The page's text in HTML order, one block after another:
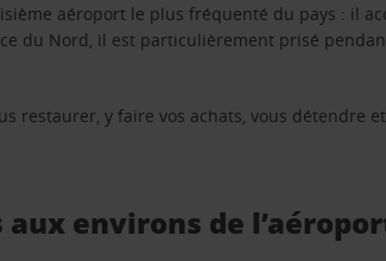
aéroport le plus fréquenté du pays : il
du Nord, il est particulièrement prisé
restaurer, y faire vos achats, vous détendre
environs de